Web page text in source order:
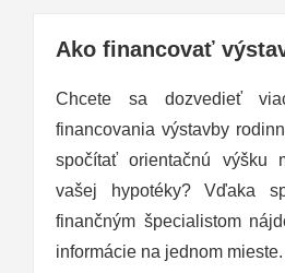
Ako financovať
Chcete sa dozvedieť
financovania výstavby
spočítať orientačnú výšku
vašej hypotéky? Vďaka
finančným špecialistom
informácie na jednom mieste.